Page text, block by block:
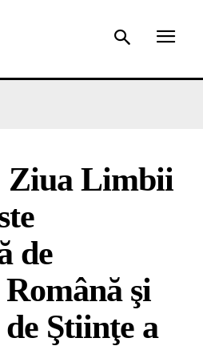
Ziua Limbii
de
şi
Ştiinţe a